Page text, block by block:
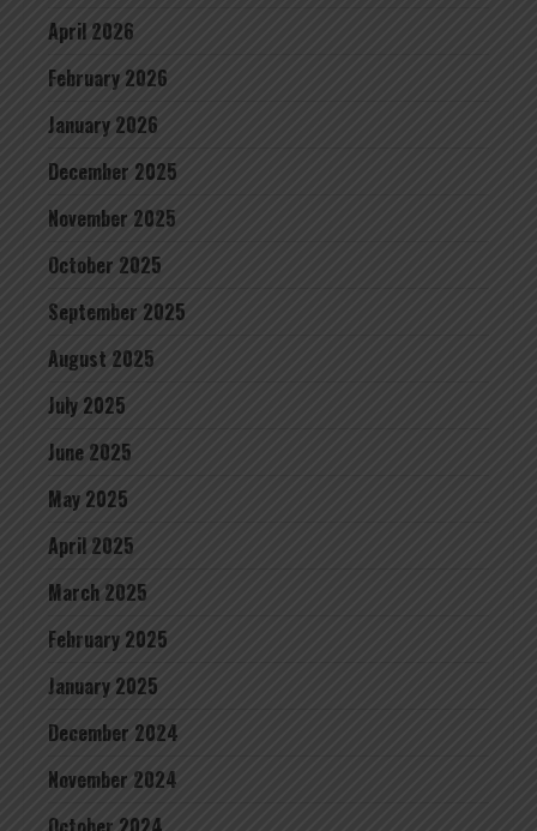
April 2026
February 2026
January 2026
December 2025
November 2025
October 2025
September 2025
August 2025
July 2025
June 2025
May 2025
April 2025
March 2025
February 2025
January 2025
December 2024
November 2024